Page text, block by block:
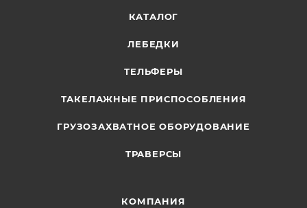
КАТАЛОГ
ЛЕБЕДКИ
ТЕЛЬФЕРЫ
ТАКЕЛАЖНЫЕ ПРИСПОСОБЛЕНИЯ
ГРУЗОЗАХВАТНОЕ ОБОРУДОВАНИЕ
ТРАВЕРСЫ
КОМПАНИЯ